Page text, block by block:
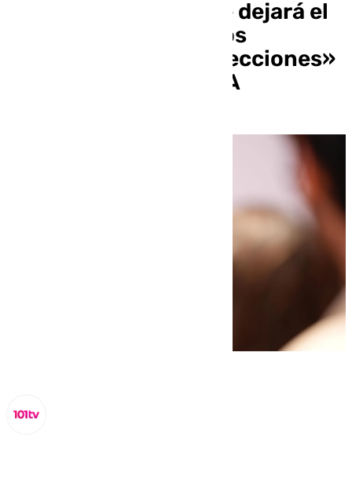
Montero anuncia que dejará el
Gobierno «cuando nos
aproximemos a las elecciones»
para liderar el PSOE-A